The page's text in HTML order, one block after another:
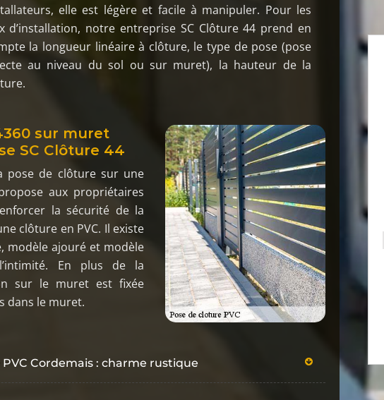
elle est légère et facile à manipuler. Pour les
d’installation, notre entreprise SC Clôture 44 prend en
la longueur linéaire à clôture, le type de pose (pose
au niveau du sol ou sur muret), la hauteur de la
sur muret
SC Clôture 44
pose de clôture sur une
aux propriétaires
la sécurité de la
clôture en PVC. Il existe
modèle ajouré et modèle
En plus de la
sur le muret est fixée
dans le muret.
Cordemais : charme rustique